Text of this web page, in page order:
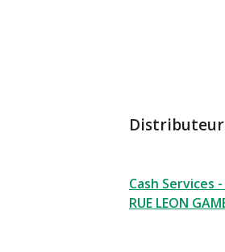
Cash Services
RUE LEON